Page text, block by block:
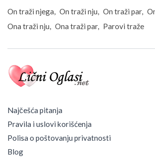
On traži njega On traži nju On traži par
Ona traži nju
Ona traži par Parovi traže
Najčešća pitanja
Pravila i uslovi korišćenja
Polisa o poštovanju privatnosti
Blog